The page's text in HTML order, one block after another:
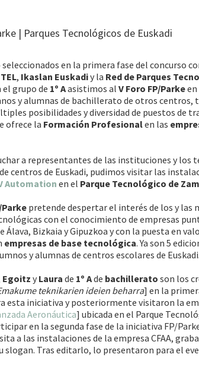
| Parques Tecnológicos de Euskadi
seleccionados en la primera fase del concurso
, Ikaslan Euskadiy la Red de Parques
el grupo de 1º Aasistimos al V Foro FP/Parke
y alumnas de bachillerato de otros centros,
posibilidades y diversidad de puestos de
ofrece la Formación Profesionalen las
a representantes de las instituciones y los
centros de Euskadi, pudimos visitar las
Automation en el Parque Tecnológico de
Parke pretende despertar el interés de los y las
con el conocimiento de empresas
Álava, Bizkaia y Gipuzkoa y con la puesta en
empresas de base tecnológica. Ya son 5
y alumnas de centros escolares de Euskadi.
Egoitz y Laura de 1º Ade bachillerato son los
teknikarien ideien beharra] en la
esta iniciativa y posteriormente visitaron la
Aeronáutica] ubicada en el Parque
en la segunda fase de la iniciativa FP/
a las instalaciones de la empresa CFAA,
slogan. Tras editarlo, lo presentaron para el